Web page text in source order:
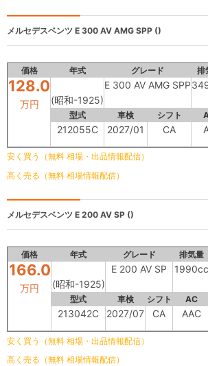
メルセデスベンツ E 300 AV AMG SPP ()
価格 年式 グレード 排
128.0
万円 (昭和-1925)
E 300 AV AMG SPP
型式 車検 シフト
212055C 2027/01 CA
安く買う（無料 相場・出品情報配信）
高く売る（無料 相場情報配信）
メルセデスベンツ E 200 AV SP ()
価格 年式 グレード 排気量
166.0
万円 (昭和-1925)
E 200 AV SP 1990cc
型式 車検 シフト AC
213042C 2027/07 CA AAC
安く買う（無料 相場・出品情報配信）
高く売る（無料 相場情報配信）